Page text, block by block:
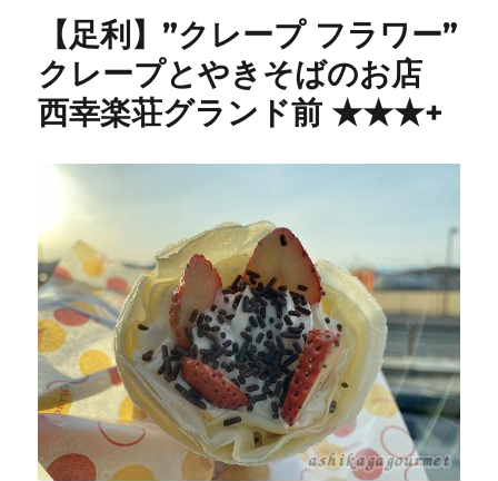
レ
ッ
シ
の
ク
レ
ー
プ
に
【足利】”クレープ フラワー”
クレープとやきそばのお店
西幸楽荘グランド前 ★★★+